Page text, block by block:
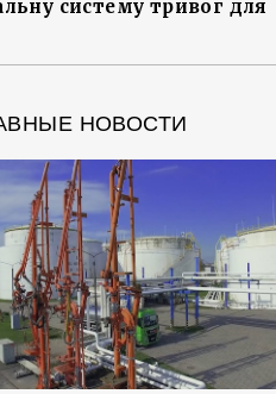
систему тривог для
НОВОСТИ